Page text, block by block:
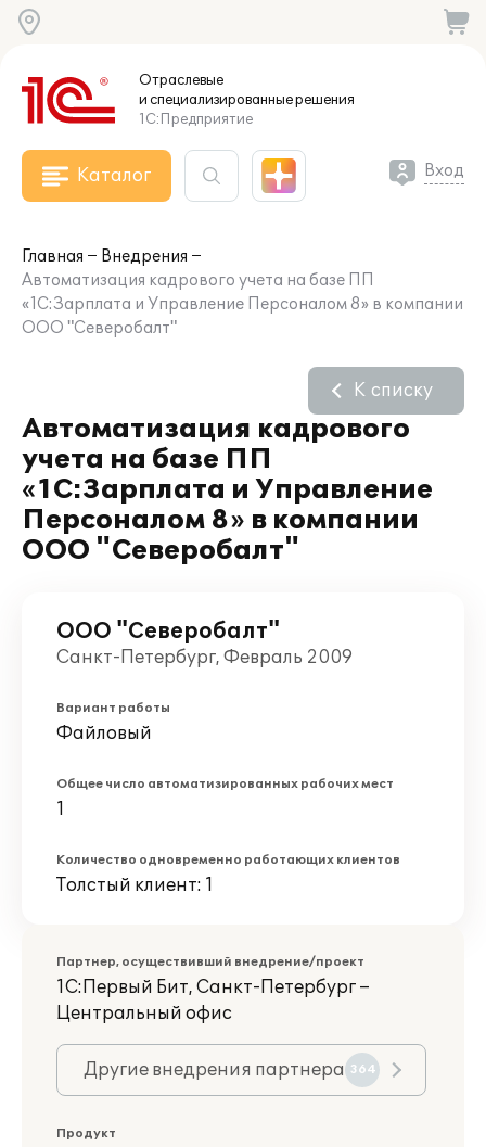
Отраслевые
и специализированныерешения
1С:Предприятие
Каталог Вход
Главная
Внедрения
Автоматизация кадрового учета на базе ПП
«1С:Зарплата и Управление Персоналом 8» в компании
ООО "Северобалт"
Автоматизация кадрового
учета на базе ПП
«1С:Зарплата и Управление
Персоналом 8» в компании
ООО "Северобалт"
К списку
ООО "Северобалт"
Санкт-Петербург, Февраль 2009
Вариант работы
Файловый
Общее число автоматизированных рабочих мест
1
Количество одновременно работающих клиентов
Толстый клиент: 1
Партнер, осуществивший внедрение/проект
1С:Первый Бит, Санкт-Петербург –
Центральный офис
Другие внедрения партнера 364
Продукт